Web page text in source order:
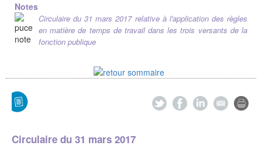
Notes
Circulaire du 31 mars 2017 relative à l'application des règles
en matière de temps de travail dans les trois versants de la
fonction publique
Circulaire du 31 mars 2017